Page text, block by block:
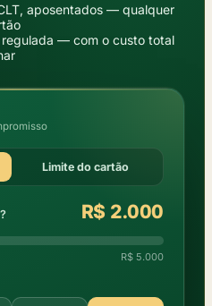
aposentados — qualquer
— com o custo total
Limite do cartão
R$ 2.000
R$ 5.000